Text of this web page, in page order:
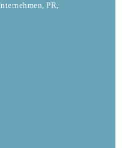
PR,